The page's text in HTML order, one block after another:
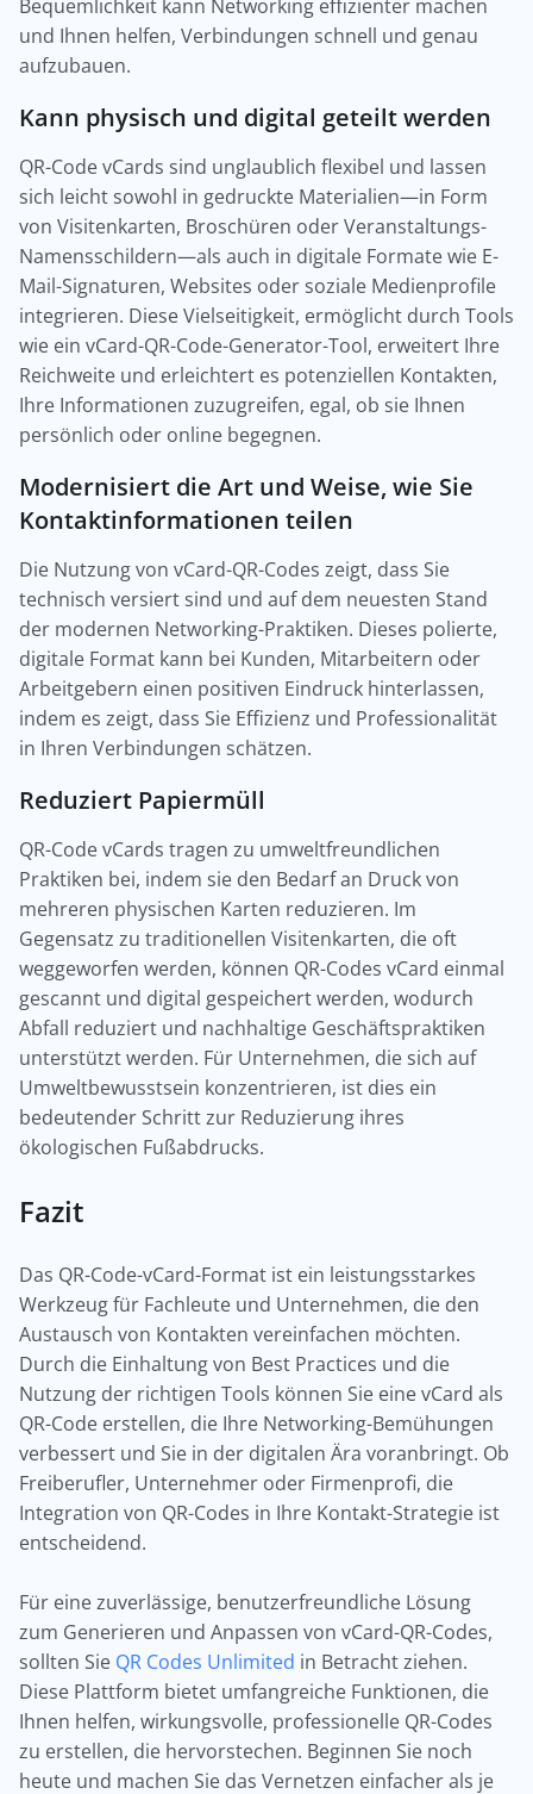
Bequemlichkeit kann Networking effizienter machen
und Ihnen helfen, Verbindungen schnell und genau
aufzubauen.
Kann physisch und digital geteilt werden
QR-Code vCards sind unglaublich flexibel und lassen
sich leicht sowohl in gedruckte Materialien—in Form
von Visitenkarten, Broschüren oder Veranstaltungs-
Namensschildern—als auch in digitale Formate wie E-
Mail-Signaturen, Websites oder soziale Medienprofile
integrieren. Diese Vielseitigkeit, ermöglicht durch Tools
wie ein vCard-QR-Code-Generator-Tool, erweitert Ihre
Reichweite und erleichtert es potenziellen Kontakten,
Ihre Informationen zuzugreifen, egal, ob sie Ihnen
persönlich oder online begegnen.
Modernisiert die Art und Weise, wie Sie
Kontaktinformationen teilen
Die Nutzung von vCard-QR-Codes zeigt, dass Sie
technisch versiert sind und auf dem neuesten Stand
der modernen Networking-Praktiken. Dieses polierte,
digitale Format kann bei Kunden, Mitarbeitern oder
Arbeitgebern einen positiven Eindruck hinterlassen,
indem es zeigt, dass Sie Effizienz und Professionalität
in Ihren Verbindungen schätzen.
Reduziert Papiermüll
QR-Code vCards tragen zu umweltfreundlichen
Praktiken bei, indem sie den Bedarf an Druck von
mehreren physischen Karten reduzieren. Im
Gegensatz zu traditionellen Visitenkarten, die oft
weggeworfen werden, können QR-Codes vCard einmal
gescannt und digital gespeichert werden, wodurch
Abfall reduziert und nachhaltige Geschäftspraktiken
unterstützt werden. Für Unternehmen, die sich auf
Umweltbewusstsein konzentrieren, ist dies ein
bedeutender Schritt zur Reduzierung ihres
ökologischen Fußabdrucks.
Fazit
Das QR-Code-vCard-Format ist ein leistungsstarkes
Werkzeug für Fachleute und Unternehmen, die den
Austausch von Kontakten vereinfachen möchten.
Durch die Einhaltung von Best Practices und die
Nutzung der richtigen Tools können Sie eine vCard als
QR-Code erstellen, die Ihre Networking-Bemühungen
verbessert und Sie in der digitalen Ära voranbringt. Ob
Freiberufler, Unternehmer oder Firmenprofi, die
Integration von QR-Codes in Ihre Kontakt-Strategie ist
entscheidend.
Für eine zuverlässige, benutzerfreundliche Lösung
zum Generieren und Anpassen von vCard-QR-Codes,
sollten Sie QR Codes Unlimited in Betracht ziehen.
Diese Plattform bietet umfangreiche Funktionen, die
Ihnen helfen, wirkungsvolle, professionelle QR-Codes
zu erstellen, die hervorstechen. Beginnen Sie noch
heute und machen Sie das Vernetzen einfacher als je